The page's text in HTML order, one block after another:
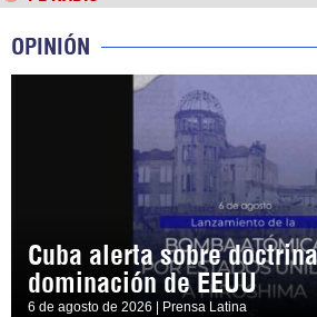
OPINIÓN
Cuba alerta sobre
dominación de EEUU
6 de agosto de 2026 | Prensa Latina